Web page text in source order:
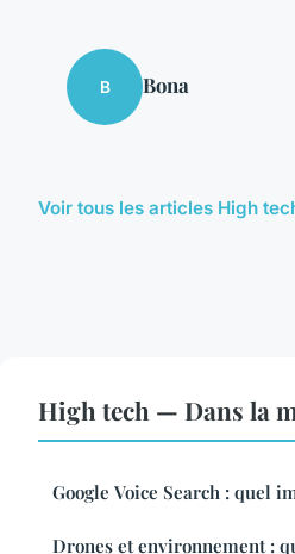
B Bona
Voir tous les articles High
High tech — Dans la
Google Voice Search : quel
Drones et environnement :